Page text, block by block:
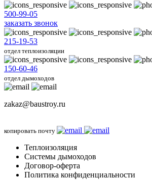
500-99-05
заказать звонок
215-19-53
отдел теплоизоляции
150-60-46
отдел дымоходов
zakaz@baustroy.ru
копировать почту
Теплоизоляция
Системы дымоходов
Договор-оферта
Политика конфиденциальности